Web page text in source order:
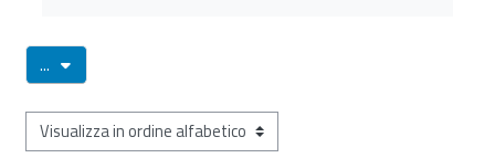
... Esporta voci
Sfoglia il glossario usando questo indice